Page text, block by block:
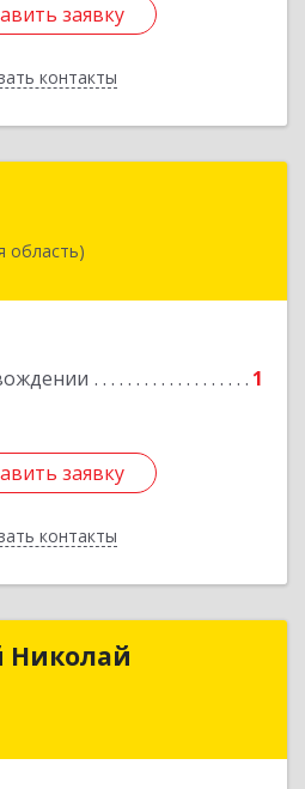
заявку
контакты
заявку
Назад
область)
1
заявку
контакты
обл, Мирный г,
заявку
Назад
НиколайНиколай